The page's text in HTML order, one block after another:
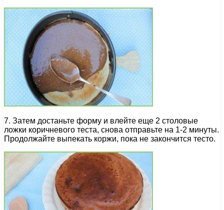
7. Затем достаньте форму и влейте еще 2 столовые
ложки коричневого теста, снова отправьте на 1-2 минуты.
Продолжайте выпекать коржи, пока не закончится тесто.